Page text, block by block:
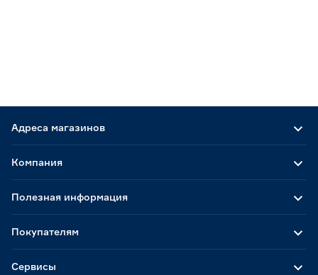
Адреса магазинов
Компания
Полезная информация
Покупателям
Сервисы